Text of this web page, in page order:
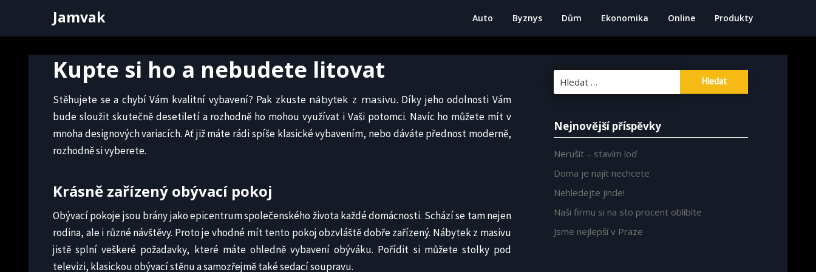
Jamvak Auto Byznys Dům Ekonomika Online Produkty
Kupte si ho a nebudete litovat
Stěhujete se a chybí Vám kvalitní vybavení? Pak zkuste nábytek z masivu. Díky jeho odolnosti Vám
bude sloužit skutečně desetiletí a rozhodně ho mohou využívat i Vaši potomci. Navíc ho můžete mít v
mnoha designových variacích. Ať již máte rádi spíše klasické vybavením, nebo dáváte přednost moderně,
rozhodně si vyberete.
Krásně zařízený obývací pokoj
Obývací pokoje jsou brány jako epicentrum společenského života každé domácnosti. Schází se tam nejen
rodina, ale i různé návštěvy. Proto je vhodné mít tento pokoj obzvláště dobře zařízený. Nábytek z masivu
jistě splní veškeré požadavky, které máte ohledně vybavení obýváku. Pořídit si můžete stolky pod
televizi, klasickou obývací stěnu a samozřejmě také sedací soupravu.
Vyhledávání
Nejnovější příspěvky
Nerušit – stavím loď
Doma je najít nechcete
Nehledejte jinde!
Naši firmu si na sto procent oblíbíte
Jsme nejlepší v Praze